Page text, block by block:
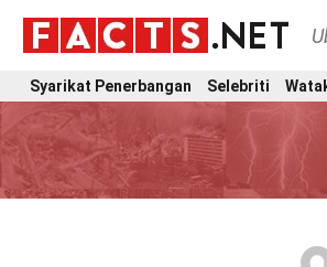
Syarikat Penerbangan Selebriti